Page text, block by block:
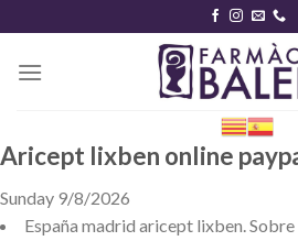
content
Aricept lixben online
Sunday 9/8/2026
España madrid aricept lixben.